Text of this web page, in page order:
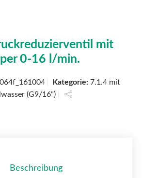
mit
0-16 l/min.
Kategorie: 7.1.4 mit
(G9/16")
Beschreibung